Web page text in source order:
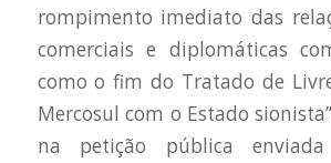
rompimento imediato das
comerciais e diplomáticas
como o fim do Tratado de
Mercosul com o Estado
na petição pública